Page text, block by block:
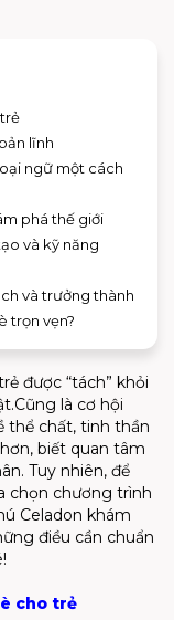
lĩnh
ngữ một cách
phá thế giới
và kỹ năng
và trưởng thành
trọn vẹn?
được “tách” khỏi
Cũng là cơ hội
thể chất, tinh thần
biết quan tâm
Tuy nhiên, để
chọn chương trình
Celadon khám
điều cần chuẩn
cho trẻ